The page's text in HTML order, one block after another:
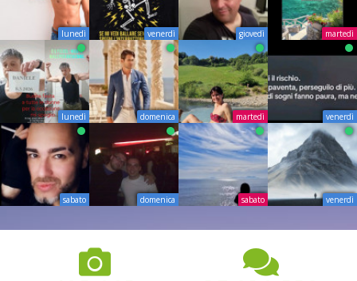
lunedì venerdì giovedì martedì
lunedì domenica martedì venerdì
sabato domenica sabato venerdì